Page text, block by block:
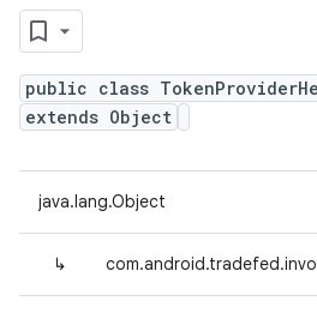
public class
extends Object
java.lang.Object
↳